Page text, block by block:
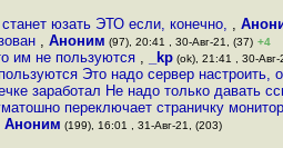
юзать ЭТО если, конечно, ,
, Аноним (97), 20:41 , 30-Авг-21, (37) +4
им не пользуются , _kp (ok), 21:41 , 30-Авг-
Это надо сервер настроить,
заработал Не надо только давать
переключает страничку
Аноним (199), 16:01 , 31-Авг-21, (203)